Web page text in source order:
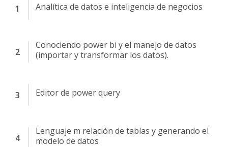
Analítica de datos e inteligencia de negocios
Conociendo power bi y el manejo de datos
(importar y transformar los datos).
Editor de power query
Lenguaje m relación de tablas y generando el
modelo de datos